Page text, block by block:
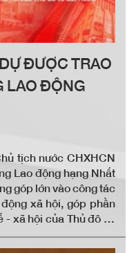
ĐƯỢC TRAO
LAO ĐỘNG
tịch nước CHXHCN
Lao động hạng Nhất
góp lớn vào công tác
xã hội, góp phần
xã hội của Thủ đô và